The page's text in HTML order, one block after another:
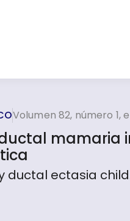
Volumen 82, número 1,
mamaria
ductal ectasia